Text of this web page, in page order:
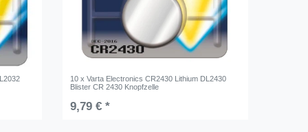
10 x Varta Electronics CR2430 Lithium DL2430
Blister CR 2430 Knopfzelle
9,79 € *